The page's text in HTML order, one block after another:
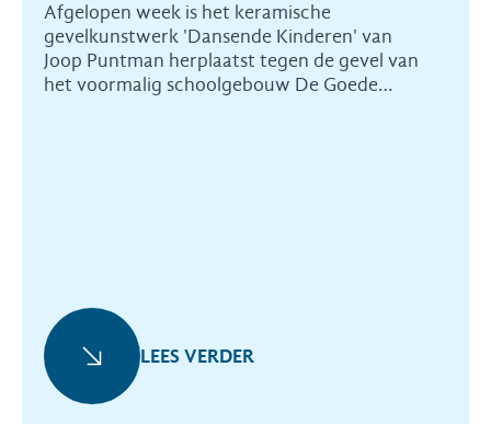
Afgelopen week is het keramische
gevelkunstwerk 'Dansende Kinderen' van
Joop Puntman herplaatst tegen de gevel van
het voormalig schoolgebouw De Goede
LEES VERDER